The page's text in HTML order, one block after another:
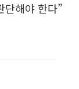
단해야 한다”